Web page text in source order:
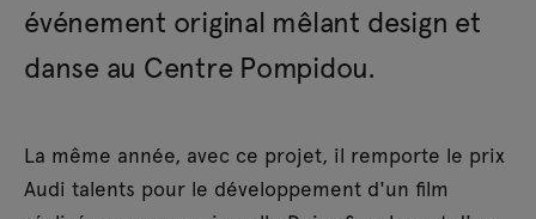
événement original mêlant design et
danse au Centre Pompidou.
La même année, avec ce projet, il remporte le prix
Audi talents pour le développement d'un film